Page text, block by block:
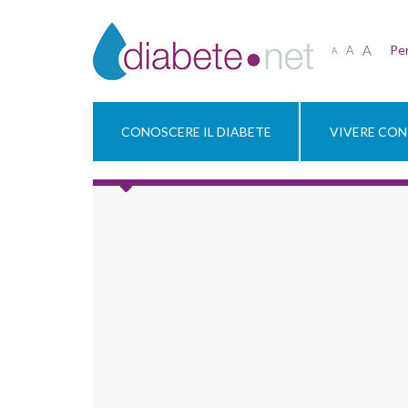
A A A
CONOSCERE IL DIABETE VIVERE